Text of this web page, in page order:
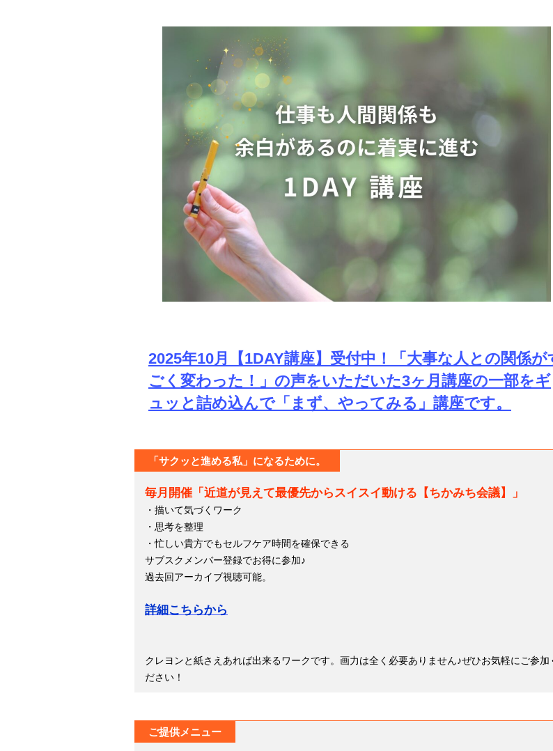
2025年10月【1DAY講座】受付中！「大事な人との関係が
ごく変わった！」の声をいただいた3ヶ月講座の一部をギ
ュッと詰め込んで「まず、やってみる」講座です。
「サクッと進める私」になるために。
毎月開催「近道が見えて最優先からスイスイ動ける【ちかみち会議】」
・描いて気づくワーク
・思考を整理
・忙しい貴方でもセルフケア時間を確保できる
サブスクメンバー登録でお得に参加♪
過去回アーカイブ視聴可能。
詳細こちらから
クレヨンと紙さえあれば出来るワークです。画力は全く必要ありません♪ぜひお気軽にご参加
ださい！
ご提供メニュー